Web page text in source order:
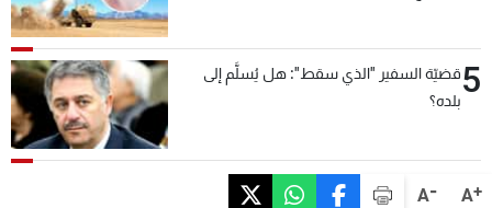
A+
A-
5قضيّة السفير "الذي سقط": هل يُسلَّم إلى
بلده؟